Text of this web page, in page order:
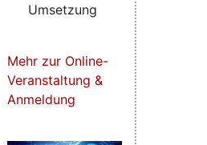
Umsetzung
Mehr zur Online-
Veranstaltung &
Anmeldung